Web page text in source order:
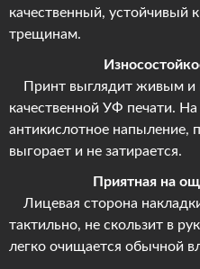
качественный,
трещинам.
Принт выглядит живым и
качественной УФ печати.
антикислотное напыление,
выгорает и не затирается.
Приятная на
Лицевая сторона
тактильно, не скользит в
легко очищается обычной